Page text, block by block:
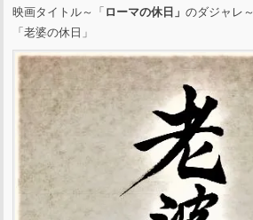
映画タイトル～「 ローマの休日」のダジャレ～
「老婆の休日」